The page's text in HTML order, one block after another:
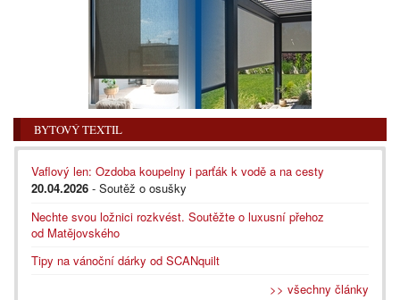
BYTOVÝ TEXTIL
Vaflový len: Ozdoba koupelny i parťák k vodě a na cesty
20.04.2026 - Soutěž o osušky
Nechte svou ložnici rozkvést. Soutěžte o luxusní přehoz
od Matějovského
Tipy na vánoční dárky od SCANquilt
>> všechny články